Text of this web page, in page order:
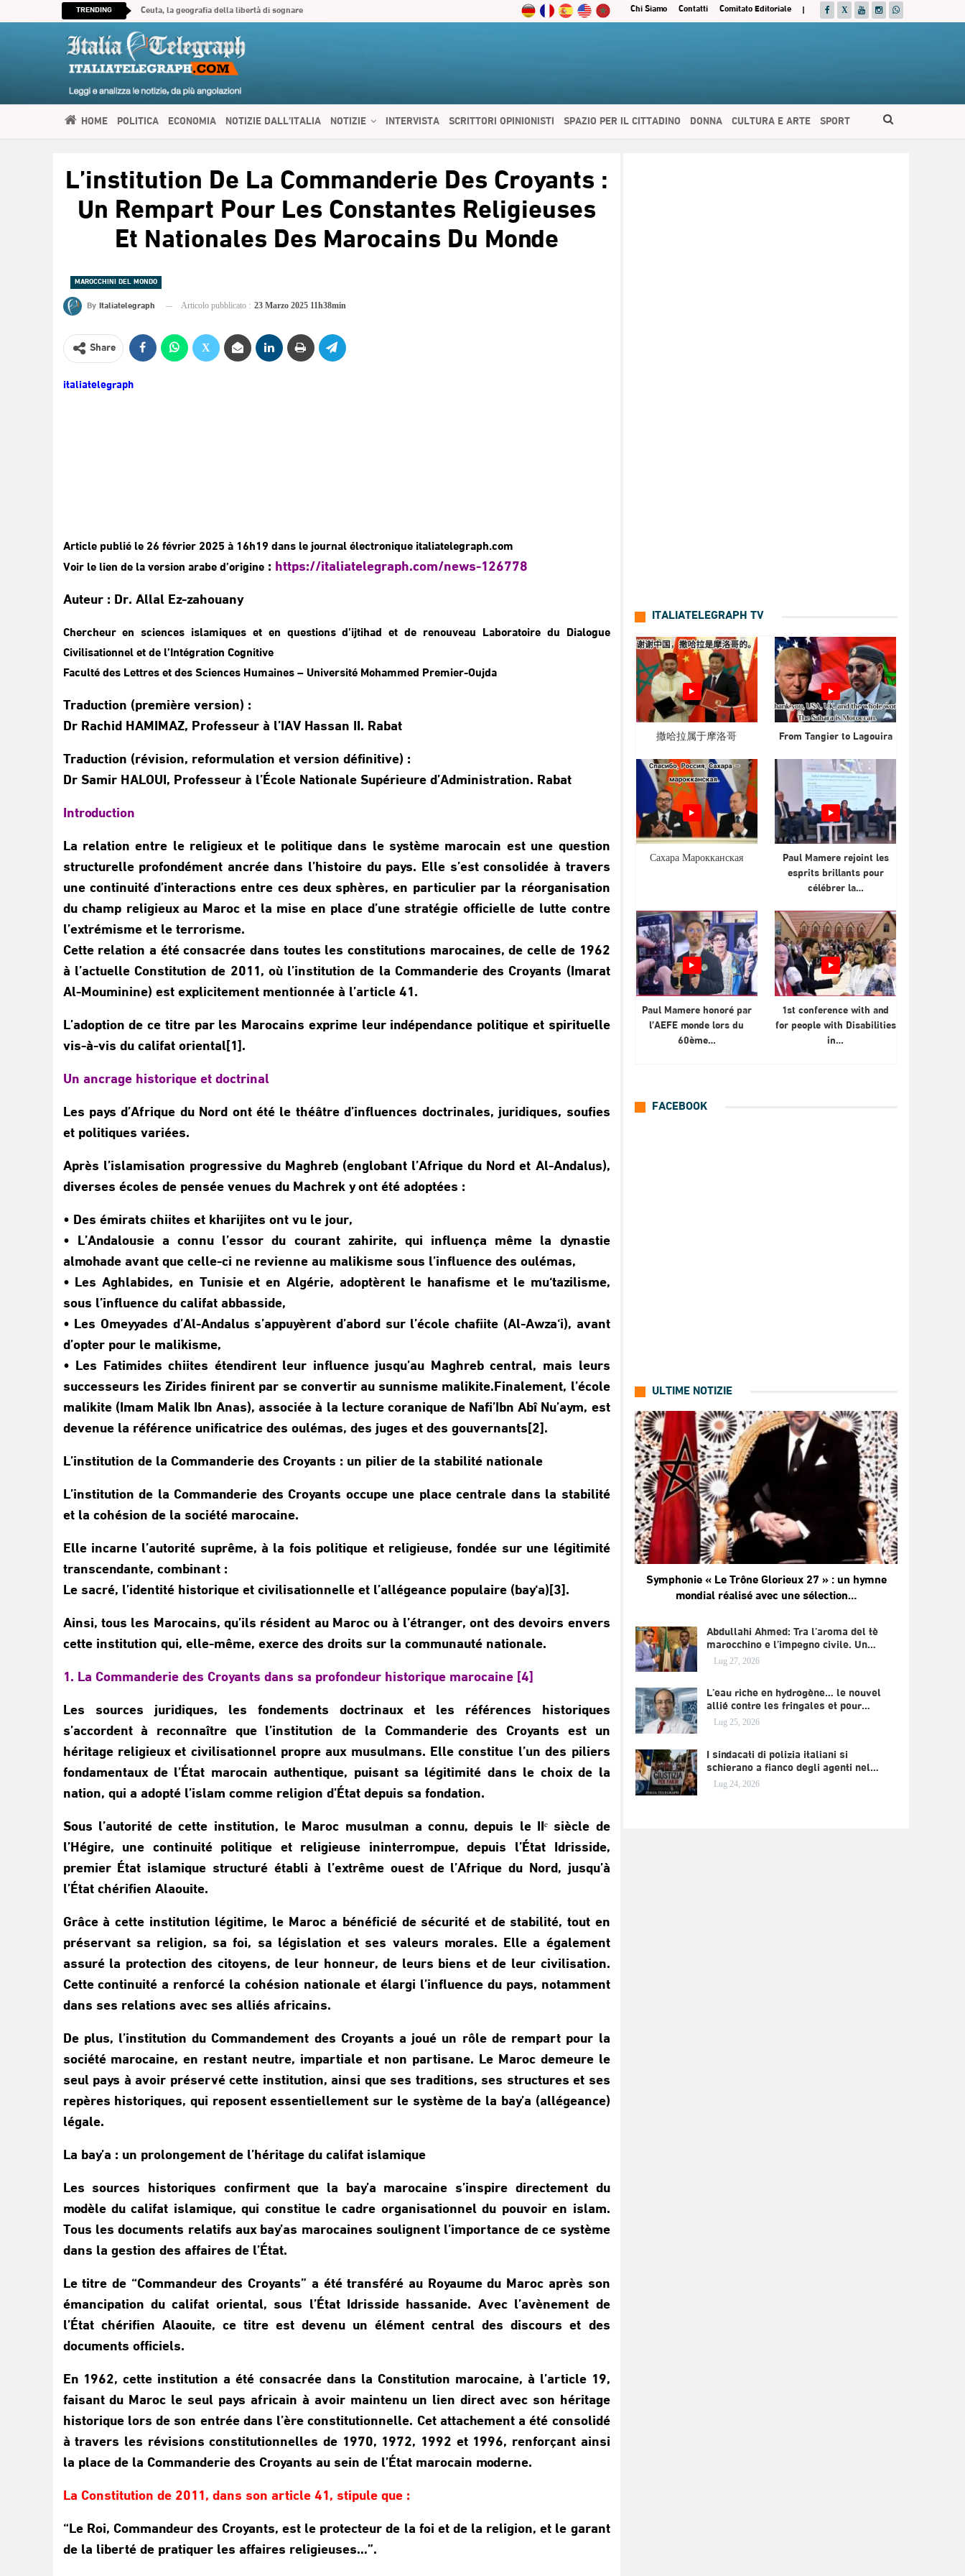
|
Comitato Editoriale
Contatti
Chi Siamo
TRENDING Ceuta, la geografia della libertà di sognare
HOME POLITICA ECONOMIA NOTIZIE DALL’ITALIA NOTIZIE INTERVISTA SCRITTORI OPINIONISTI SPAZIO PER IL CITTADINO DONNA CULTURA E ARTE SPORT
العربية
L’institution De La Commanderie Des Croyants :
Un Rempart Pour Les Constantes Religieuses
Et Nationales Des Marocains Du Monde
MAROCCHINI DEL MONDO
By Italiatelegraph Articolo pubblicato : 23 Marzo 2025 11h38min
Share
italiatelegraph
Article publié le 26 février 2025 à 16h19 dans le journal électronique italiatelegraph.com
Voir le lien de la version arabe d’origine : https://italiatelegraph.com/news-126778
Auteur : Dr. Allal Ez-zahouany
Chercheur en sciences islamiques et en questions d’ijtihad et de renouveau Laboratoire du Dialogue
Civilisationnel et de l’Intégration Cognitive
Faculté des Lettres et des Sciences Humaines – Université Mohammed Premier-Oujda
Traduction (première version) :
Dr Rachid HAMIMAZ, Professeur à l’IAV Hassan II. Rabat
Traduction (révision, reformulation et version définitive) :
Dr Samir HALOUI, Professeur à l’École Nationale Supérieure d’Administration. Rabat
Introduction
La relation entre le religieux et le politique dans le système marocain est une question
structurelle profondément ancrée dans l’histoire du pays. Elle s’est consolidée à travers
une continuité d’interactions entre ces deux sphères, en particulier par la réorganisation
du champ religieux au Maroc et la mise en place d’une stratégie officielle de lutte contre
l’extrémisme et le terrorisme.
Cette relation a été consacrée dans toutes les constitutions marocaines, de celle de 1962
à l’actuelle Constitution de 2011, où l’institution de la Commanderie des Croyants (Imarat
Al-Mouminine) est explicitement mentionnée à l’article 41.
L’adoption de ce titre par les Marocains exprime leur indépendance politique et spirituelle
vis-à-vis du califat oriental[1].
Un ancrage historique et doctrinal
Les pays d’Afrique du Nord ont été le théâtre d’influences doctrinales, juridiques, soufies
et politiques variées.
Après l’islamisation progressive du Maghreb (englobant l’Afrique du Nord et Al-Andalus),
diverses écoles de pensée venues du Machrek y ont été adoptées :
• Des émirats chiites et kharijites ont vu le jour,
• L’Andalousie a connu l’essor du courant zahirite, qui influença même la dynastie
almohade avant que celle-ci ne revienne au malikisme sous l’influence des oulémas,
• Les Aghlabides, en Tunisie et en Algérie, adoptèrent le hanafisme et le mu‘tazilisme,
sous l’influence du califat abbasside,
• Les Omeyyades d’Al-Andalus s’appuyèrent d’abord sur l’école chafiite (Al-Awza‘i), avant
d’opter pour le malikisme,
• Les Fatimides chiites étendirent leur influence jusqu’au Maghreb central, mais leurs
successeurs les Zirides finirent par se convertir au sunnisme malikite.Finalement, l’école
malikite (Imam Malik Ibn Anas), associée à la lecture coranique de Nafi’Ibn Abî Nu’aym, est
devenue la référence unificatrice des oulémas, des juges et des gouvernants[2].
L’institution de la Commanderie des Croyants : un pilier de la stabilité nationale
L’institution de la Commanderie des Croyants occupe une place centrale dans la stabilité
et la cohésion de la société marocaine.
Elle incarne l’autorité suprême, à la fois politique et religieuse, fondée sur une légitimité
transcendante, combinant :
Le sacré, l’identité historique et civilisationnelle et l’allégeance populaire (bay‘a)[3].
Ainsi, tous les Marocains, qu’ils résident au Maroc ou à l’étranger, ont des devoirs envers
cette institution qui, elle-même, exerce des droits sur la communauté nationale.
1. La Commanderie des Croyants dans sa profondeur historique marocaine [4]
Les sources juridiques, les fondements doctrinaux et les références historiques
s’accordent à reconnaître que l’institution de la Commanderie des Croyants est un
héritage religieux et civilisationnel propre aux musulmans. Elle constitue l’un des piliers
fondamentaux de l’État marocain authentique, puisant sa légitimité dans le choix de la
nation, qui a adopté l’islam comme religion d’État depuis sa fondation.
Sous l’autorité de cette institution, le Maroc musulman a connu, depuis le IIᵉ siècle de
l’Hégire, une continuité politique et religieuse ininterrompue, depuis l’État Idrisside,
premier État islamique structuré établi à l’extrême ouest de l’Afrique du Nord, jusqu’à
l’État chérifien Alaouite.
Grâce à cette institution légitime, le Maroc a bénéficié de sécurité et de stabilité, tout en
préservant sa religion, sa foi, sa législation et ses valeurs morales. Elle a également
assuré la protection des citoyens, de leur honneur, de leurs biens et de leur civilisation.
Cette continuité a renforcé la cohésion nationale et élargi l’influence du pays, notamment
dans ses relations avec ses alliés africains.
De plus, l’institution du Commandement des Croyants a joué un rôle de rempart pour la
société marocaine, en restant neutre, impartiale et non partisane. Le Maroc demeure le
seul pays à avoir préservé cette institution, ainsi que ses traditions, ses structures et ses
repères historiques, qui reposent essentiellement sur le système de la bay’a (allégeance)
légale.
La bay’a : un prolongement de l’héritage du califat islamique
Les sources historiques confirment que la bay’a marocaine s’inspire directement du
modèle du califat islamique, qui constitue le cadre organisationnel du pouvoir en islam.
Tous les documents relatifs aux bay’as marocaines soulignent l’importance de ce système
dans la gestion des affaires de l’État.
Le titre de “Commandeur des Croyants” a été transféré au Royaume du Maroc après son
émancipation du califat oriental, sous l’État Idrisside hassanide. Avec l’avènement de
l’État chérifien Alaouite, ce titre est devenu un élément central des discours et des
documents officiels.
En 1962, cette institution a été consacrée dans la Constitution marocaine, à l’article 19,
faisant du Maroc le seul pays africain à avoir maintenu un lien direct avec son héritage
historique lors de son entrée dans l’ère constitutionnelle. Cet attachement a été consolidé
à travers les révisions constitutionnelles de 1970, 1972, 1992 et 1996, renforçant ainsi
la place de la Commanderie des Croyants au sein de l’État marocain moderne.
La Constitution de 2011, dans son article 41, stipule que :
“Le Roi, Commandeur des Croyants, est le protecteur de la foi et de la religion, et le garant
de la liberté de pratiquer les affaires religieuses…”.
ITALIATELEGRAPH TV
撒哈拉属于摩洛哥 From Tangier to Lagouira
Сахара Марокканская
Paul Mamere rejoint les
esprits brillants pour
célébrer la…
Paul Mamere honoré par
l’AEFE monde lors du
60ème…
1st conference with and
for people with Disabilities
in…
FACEBOOK
ULTIME NOTIZIE
Symphonie « Le Trône Glorieux 27 » : un hymne
mondial réalisé avec une sélection…
Abdullahi Ahmed: Tra l’aroma del tè
marocchino e l’impegno civile. Un…
Lug 27, 2026
L’eau riche en hydrogène… le nouvel
allié contre les fringales et pour…
Lug 25, 2026
I sindacati di polizia italiani si
schierano a fianco degli agenti nel…
Lug 24, 2026